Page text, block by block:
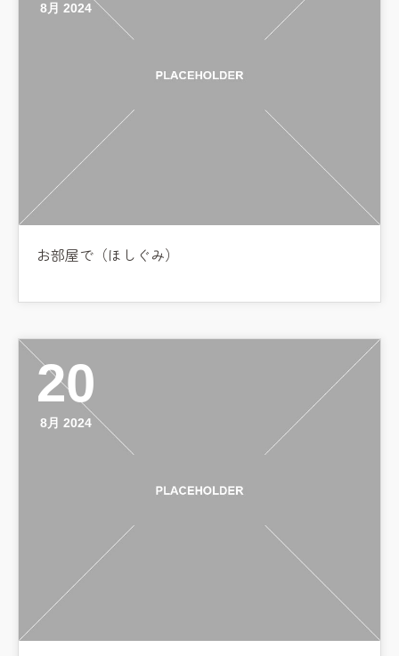
8月 2024
お部屋で（ほしぐみ）
20
8月 2024